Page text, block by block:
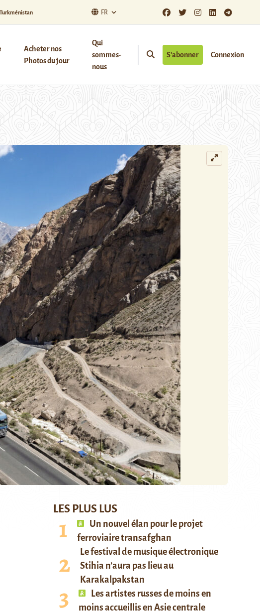
Turkménistan FR
Acheter nos
Photos du jour
Qui
sommes-
nous
S’abonner Connexion
LES PLUS LUS
Un nouvel élan pour le projet
ferroviaire transafghan
Le festival de musique électronique
Stihia n’aura pas lieu au
Karakalpakstan
Les artistes russes de moins en
moins accueillis en Asie centrale